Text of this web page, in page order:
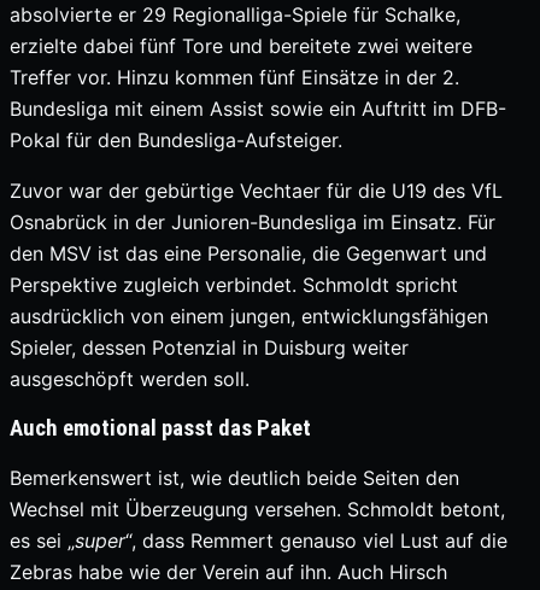
absolvierte er 29 Regionalliga-Spiele für Schalke,
erzielte dabei fünf Tore und bereitete zwei weitere
Treffer vor. Hinzu kommen fünf Einsätze in der 2.
Bundesliga mit einem Assist sowie ein Auftritt im DFB-
Pokal für den Bundesliga-Aufsteiger.
Zuvor war der gebürtige Vechtaer für die U19 des VfL
Osnabrück in der Junioren-Bundesliga im Einsatz. Für
den MSV ist das eine Personalie, die Gegenwart und
Perspektive zugleich verbindet. Schmoldt spricht
ausdrücklich von einem jungen, entwicklungsfähigen
Spieler, dessen Potenzial in Duisburg weiter
ausgeschöpft werden soll.
Auch emotional passt das Paket
Bemerkenswert ist, wie deutlich beide Seiten den
Wechsel mit Überzeugung versehen. Schmoldt betont,
es sei „super“, dass Remmert genauso viel Lust auf die
Zebras habe wie der Verein auf ihn. Auch Hirsch